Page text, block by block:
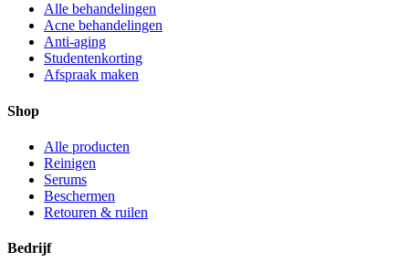
Alle behandelingen
Acne behandelingen
Anti-aging
Studentenkorting
Afspraak maken
Shop
Alle producten
Reinigen
Serums
Beschermen
Retouren & ruilen
Bedrijf